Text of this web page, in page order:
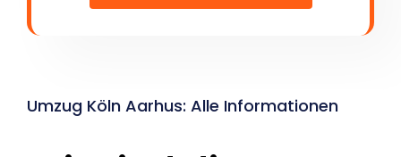
Umzug Köln Aarhus: Alle Informationen